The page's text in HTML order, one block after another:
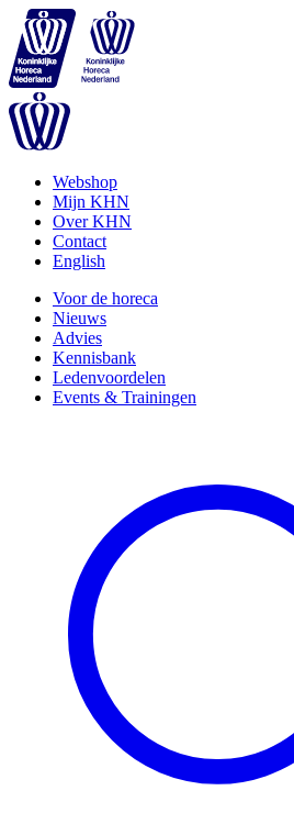
Webshop
Mijn KHN
Over KHN
Contact
English
Voor de horeca
Nieuws
Advies
Kennisbank
Ledenvoordelen
Events & Trainingen